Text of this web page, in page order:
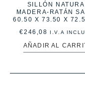
SILLÓN
MADERA-RATÁN
60.50 X 73.50 X
€246,08 I.V.A
AÑADIR AL